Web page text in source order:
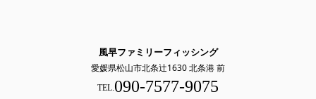
風早ファミリーフィッシング
愛媛県松山市北条辻1630 北条港 前
TEL.090-7577-9075